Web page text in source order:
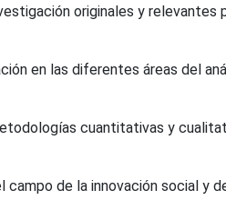
originales y relevantes
en las diferentes áreas del
cuantitativas y
de la innovación social y